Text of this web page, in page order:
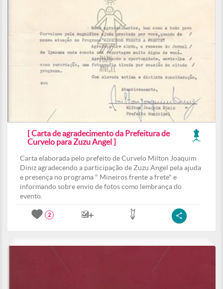
[ Carta de agradecimento da Prefeitura de
Curvelo para Zuzu Angel ]
Carta elaborada pelo prefeito de Curvelo Milton Joaquim
Diniz agradecendo a participação de Zuzu Angel pela ajuda
e presença no programa " Mineiros frente a frete" e
informando sobre envio de fotos como lembrança do
evento.
2